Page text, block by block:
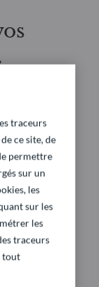
une
offrent
évoluent
à
que
et au
traceurs
ce site, de
permettre
sur un
les
sur les
les
traceurs
tout